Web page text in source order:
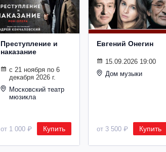
Преступление и
наказание
с 21 ноября по 6
декабря 2026 г.
Московский театр
мюзикла
от 1 000 ₽ Купить
Евгений Онегин
15.09.2026 19:00
Дом музыки
от 3 500 ₽ Купить